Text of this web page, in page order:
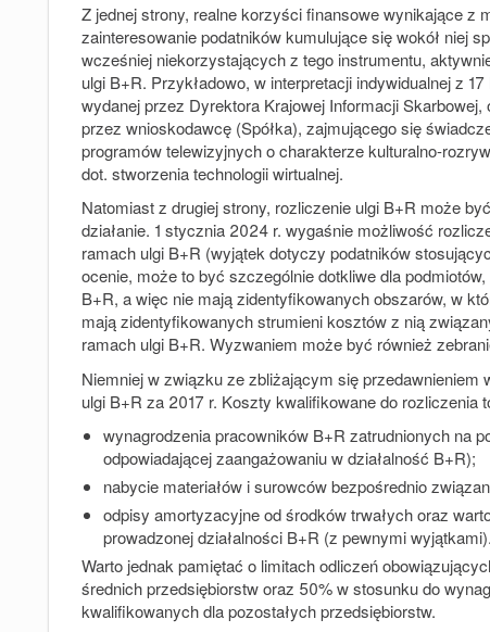
Z jednej strony, realne korzyści finansowe wynikające z
zainteresowanie podatników kumulujące się wokół niej
wcześniej niekorzystających z tego instrumentu,
ulgi B+R. Przykładowo, w interpretacji indywidualnej z
wydanej przez Dyrektora Krajowej Informacji
przez wnioskodawcę (Spółka), zajmującego się
programów telewizyjnych o charakterze kulturalno-
dot. stworzenia technologii wirtualnej.
Natomiast z drugiej strony, rozliczenie ulgi B+R może
działanie. 1 stycznia 2024 r. wygaśnie możliwość
ramach ulgi B+R (wyjątek dotyczy podatników
ocenie, może to być szczególnie dotkliwe dla
B+R, a więc nie mają zidentyfikowanych obszarów, w
mają zidentyfikowanych strumieni kosztów z nią
ramach ulgi B+R. Wyzwaniem może być również
Niemniej w związku ze zbliżającym się
ulgi B+R za 2017 r. Koszty kwalifikowane do rozliczenia
wynagrodzenia pracowników B+R zatrudnionych na
odpowiadającej zaangażowaniu w działalność B+R);
nabycie materiałów i surowców bezpośrednio
odpisy amortyzacyjne od środków trwałych oraz
prowadzonej działalności B+R (z pewnymi wyjątkami).
Warto jednak pamiętać o limitach odliczeń
średnich przedsiębiorstw oraz 50% w stosunku do
kwalifikowanych dla pozostałych przedsiębiorstw.